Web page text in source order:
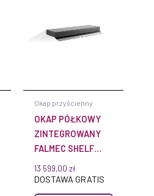
Okap przyścienny
OKAP PÓŁKOWY
ZINTEGROWANY
FALMEC SHELF
ELEMENTS 120 CM
CZARNY MAT Z
TECHNOLOGIĄ
13 599,00 zł
DOSTAWA GRATIS